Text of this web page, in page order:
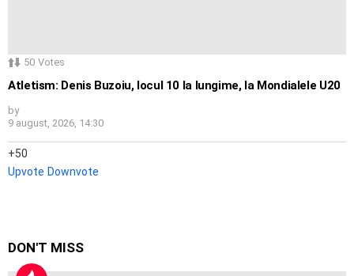
50 Votes
Atletism: Denis Buzoiu, locul 10 la lungime, la Mondialele U20
by
9 august, 2026, 14:30
50
Upvote Downvote
DON'T MISS